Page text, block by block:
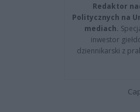
Redaktor
Politycznych na
mediach.
inwestor
dziennikarski z